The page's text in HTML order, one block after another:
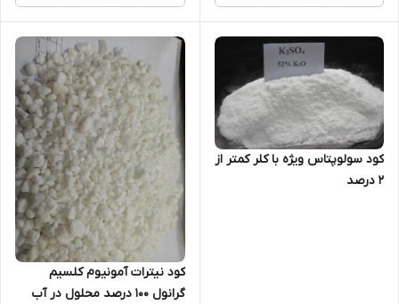
کود سولوپتاس ویژه با کلر کمتر از
2 درصد
کود نیترات آمونیوم کلسیم
گرانول 100 درصد محلول در آب